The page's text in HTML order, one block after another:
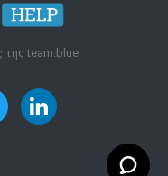
της team.blue